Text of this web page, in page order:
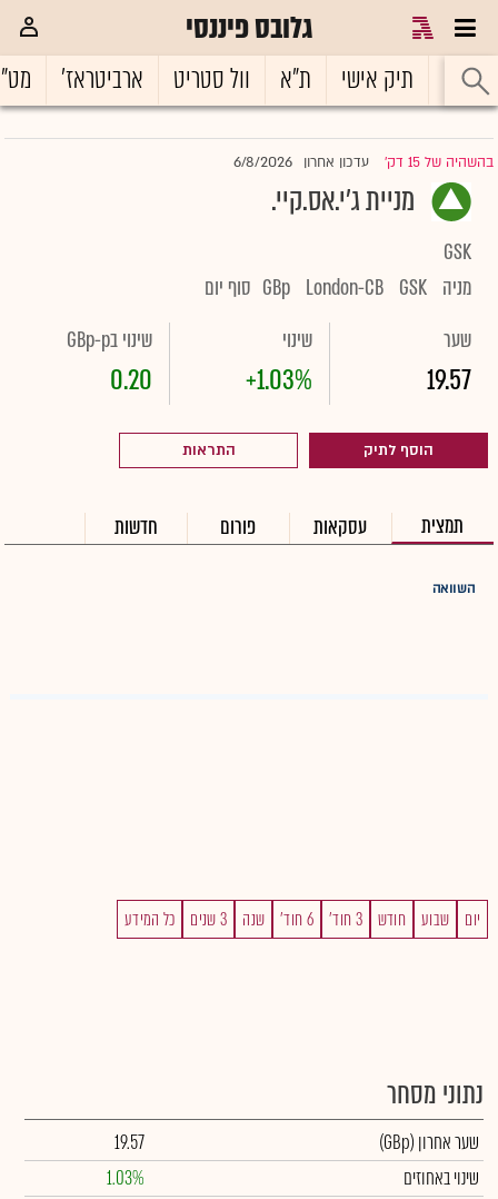
גלובס פיננסי
ראשי תיק אישי ת"א וול סטריט ארביטראז'
בהשהיה של 15 דק' |עדכון אחרון 6/8/2026
מניית ג'י.אס.קיי.
GSK
מניה GSK
London-CB
GBp סוף יום
שער
19.57
שינוי
+1.03%
שינוי בGBp-p
0.20
הוסף לתיק התראות
תמצית עסקאות פורום חדשות
השוואה
יום שבוע חודש 3 חוד' 6 חוד' שנה 3 שנים כל המידע
נתוני מסחר
שער אחרון (GBp)
19.57
שינוי באחוזים
1.03%